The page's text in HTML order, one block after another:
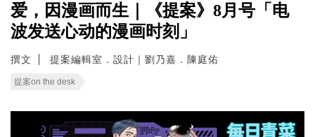
爱，因漫画而生｜《提案》8月号「电
波发送心动的漫画时刻」
撰文 提案編輯室．設計｜劉乃嘉．陳庭佑
提案on the desk